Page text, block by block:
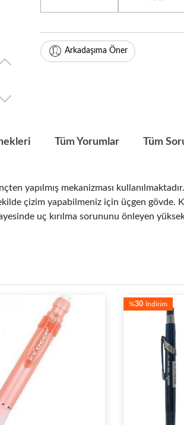
Arkadaşıma Öner
Tüm Yorumlar Tüm
yapılmış mekanizması
çizim yapabilmeniz için üçgen
uç kırılma sorununu önleyen
30 İndirim